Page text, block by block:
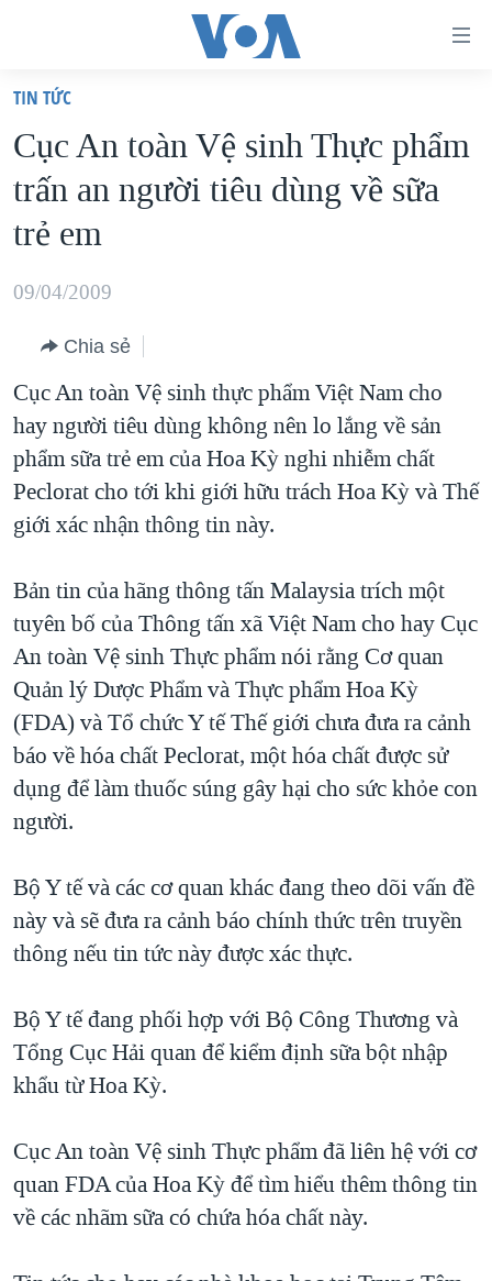
truy
cập
Tới
nội
chính
hướng
chính
Đi
tới
"Tìm"
VIỆT NAM
HOA KỲ
BIỂN ĐÔNG
THẾ GIỚI
DIỄN ĐÀN
MỤC
TỰ DO BÁO CHÍ
NGƯỜI VIỆT HẢI NGOẠI
KINH TẾ
KHOA HỌC
SỨC KHOẺ
VĂN HOÁ
THỂ THAO
GIÁO DỤC
CHUYÊN ĐỀ
CHIẾN TRANH THƯƠNG MẠI CỦA MỸ: QUÁ KHỨ VÀ HIỆN
TẠI
HÀNH TRÌNH BẦU CỬ 2024
MỘT NĂM CHIẾN TRANH TẠI DẢI GAZA
GIẢI MÃ VÀNH ĐAI & CON ĐƯỜNG
NGÀY TỊ NẠN THẾ GIỚI
TRỊNH VĨNH BÌNH - NGƯỜI HẠ 'BÊN THẮNG CUỘC'
GROUND ZERO – XƯA VÀ NAY
CHI PHÍ CHIẾN TRANH AFGHANISTAN
CÁC GIÁ TRỊ CỘNG HÒA Ở VIỆT NAM
TRỊNH VĨNH BÌNH VS. CHÍNH PHỦ VIỆT NAM
NGƯ DÂN VIỆT VÀ LÀN SÓNG TRỘM HẢI SÂM
QUAN HỆ VIỆT MỸ
HỌC TIẾNG ANH
VIDEO
MẠNG XÃ HỘI
Ngôn ngữ khác
TIN TỨC
Cục An toàn Vệ sinh Thực phẩm
trấn an người tiêu dùng về sữa
trẻ em
09/04/2009
Chia sẻ
Cục An toàn Vệ sinh thực phẩm Việt Nam cho
hay người tiêu dùng không nên lo lắng về sản
phẩm sữa trẻ em của Hoa Kỳ nghi nhiễm chất
Peclorat cho tới khi giới hữu trách Hoa Kỳ và Thế
giới xác nhận thông tin này.
Bản tin của hãng thông tấn Malaysia trích một
tuyên bố của Thông tấn xã Việt Nam cho hay Cục
An toàn Vệ sinh Thực phẩm nói rằng Cơ quan
Quản lý Dược Phẩm và Thực phẩm Hoa Kỳ
(FDA) và Tổ chức Y tế Thế giới chưa đưa ra cảnh
báo về hóa chất Peclorat, một hóa chất được sử
dụng để làm thuốc súng gây hại cho sức khỏe con
người.
Bộ Y tế và các cơ quan khác đang theo dõi vấn đề
này và sẽ đưa ra cảnh báo chính thức trên truyền
thông nếu tin tức này được xác thực.
Bộ Y tế đang phối hợp với Bộ Công Thương và
Tổng Cục Hải quan để kiểm định sữa bột nhập
khẩu từ Hoa Kỳ.
Cục An toàn Vệ sinh Thực phẩm đã liên hệ với cơ
quan FDA của Hoa Kỳ để tìm hiểu thêm thông tin
về các nhãm sữa có chứa hóa chất này.